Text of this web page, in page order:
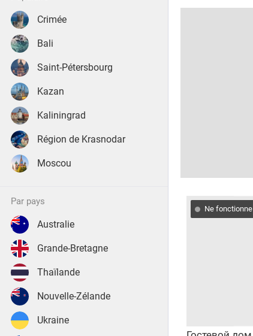
Crimée
Bali
Saint-Pétersbourg
Kazan
Kaliningrad
Région de Krasnodar
Moscou
par pays
Australie
Grande-Bretagne
Thaïlande
Nouvelle-Zélande
Ukraine
Ne